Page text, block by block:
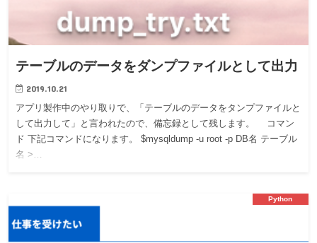
テーブルのデータをダンプファイルとして出力
2019.10.21
アプリ製作中のやり取りで、「テーブルのデータをタンプファイルと
して出力して」と言われたので、備忘録として残します。 コマン
ド 下記コマンドになります。 $mysqldump -u root -p DB名 テーブル
名 >…
Python